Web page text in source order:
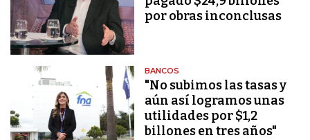
por obras inconclusas
BANCOS
"No subimos las tasas y
aún así logramos unas
utilidades por $1,2
billones en tres años"